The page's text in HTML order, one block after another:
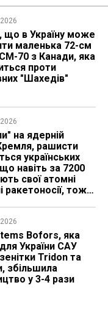
що в Україну може
маленька 72-см
70 з Канади, яка
проти
"Шахедів"
на ядерній
рашисти
українських
навіть за 7200
свої атомні
ракетоносії, тож
Bofors, яка
України САУ
Tridon та
збільшила
у 3-4 рази